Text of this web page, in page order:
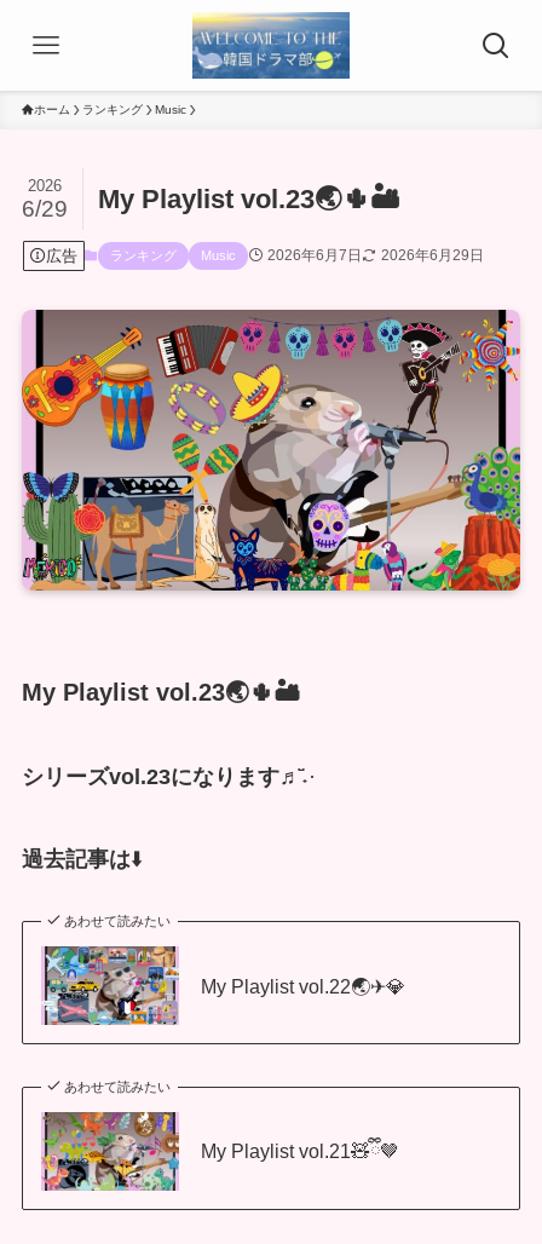
ホーム ランキング Music
My Playlist vol.23🌏🌵🏜
2026
6/29
広告 ランキング Music 2026年6月7日 2026年6月29日
My Playlist vol.23🌏🌵🏜
シリーズvol.23になります♬̆̈˖·
過去記事は⬇️
あわせて読みたい
My Playlist vol.22🌏✈💎
あわせて読みたい
My Playlist vol.21🧸ྀི🤎